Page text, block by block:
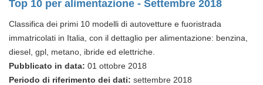
Top 10 per alimentazione - Settembre 2018
Classifica dei primi 10 modelli di autovetture e fuoristrada
immatricolati in Italia, con il dettaglio per alimentazione: benzina,
diesel, gpl, metano, ibride ed elettriche.
Pubblicato in data: 01 ottobre 2018
Periodo di riferimento dei dati: settembre 2018